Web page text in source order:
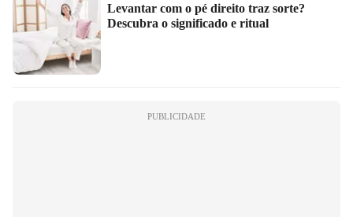
Levantar com o pé direito traz sorte?
Descubra o significado e ritual
PUBLICIDADE